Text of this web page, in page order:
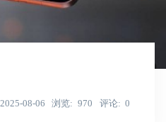
2025-08-06 浏览 970 评论 0